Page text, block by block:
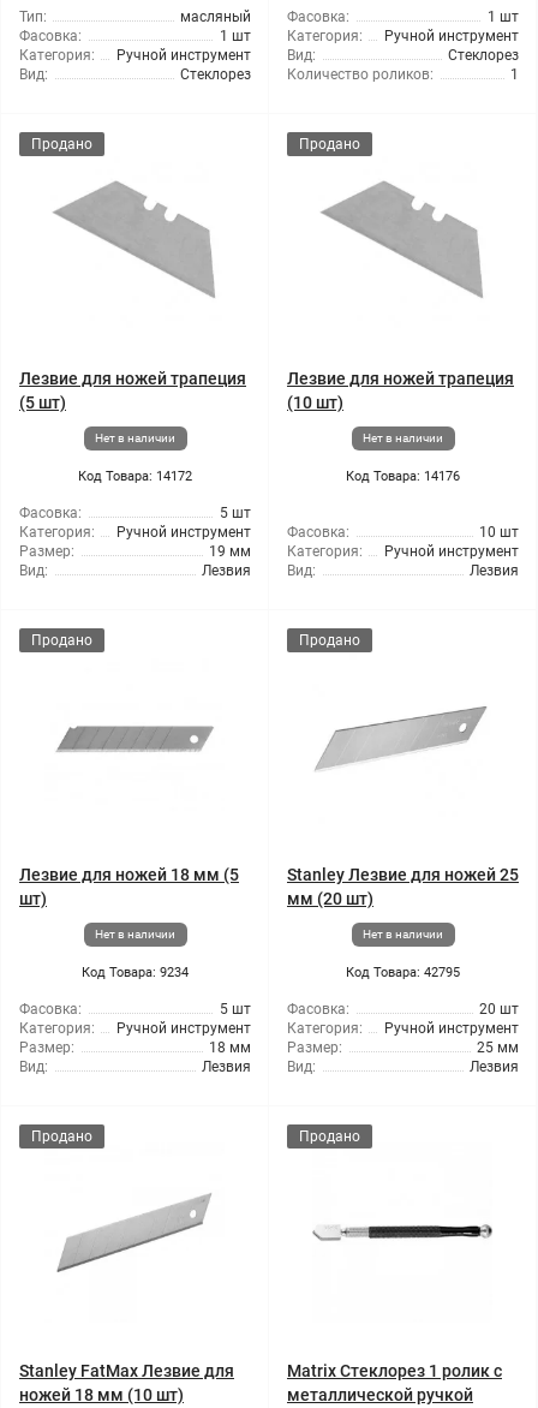
Тип:
масляный
Фасовка:
1 шт
Категория:
Ручной инструмент
Вид:
Стеклорез
Фасовка:
1 шт
Категория:
Ручной инструмент
Вид:
Стеклорез
Количество роликов:
1
Продано
Лезвие для ножей трапеция
(5 шт)
Нет в наличии
Код Товара: 14172
Фасовка:
5 шт
Категория:
Ручной инструмент
Размер:
19 мм
Вид:
Лезвия
Продано
Лезвие для ножей трапеция
(10 шт)
Нет в наличии
Код Товара: 14176
Фасовка:
10 шт
Категория:
Ручной инструмент
Вид:
Лезвия
Продано
Лезвие для ножей 18 мм (5
шт)
Нет в наличии
Код Товара: 9234
Фасовка:
5 шт
Категория:
Ручной инструмент
Размер:
18 мм
Вид:
Лезвия
Продано
Stanley Лезвие для ножей 25
мм (20 шт)
Нет в наличии
Код Товара: 42795
Фасовка:
20 шт
Категория:
Ручной инструмент
Размер:
25 мм
Вид:
Лезвия
Продано
Stanley FatMax Лезвие для
ножей 18 мм (10 шт)
Продано
Matrix Стеклорез 1 ролик с
металлической ручкой